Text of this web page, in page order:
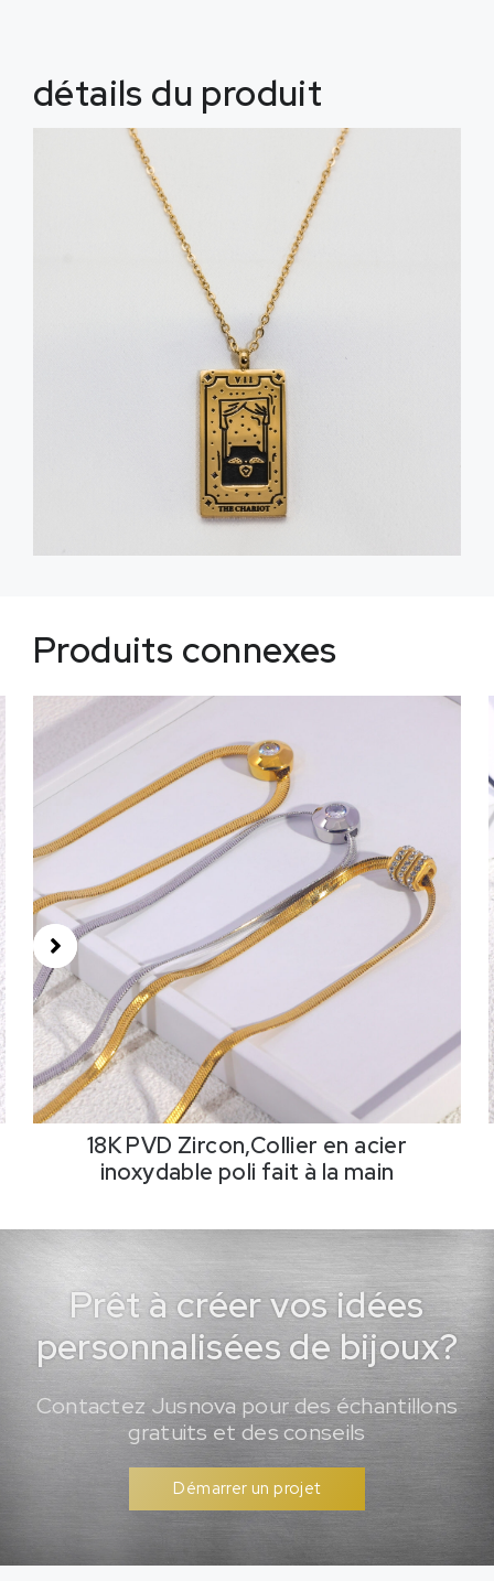
détails du produit
Produits connexes
18K PVD Zircon,Collier en acier
inoxydable poli fait à la main
Prêt à créer vos idées
personnalisées de bijoux?
Contactez Jusnova pour des échantillons
gratuits et des conseils
Démarrer un projet